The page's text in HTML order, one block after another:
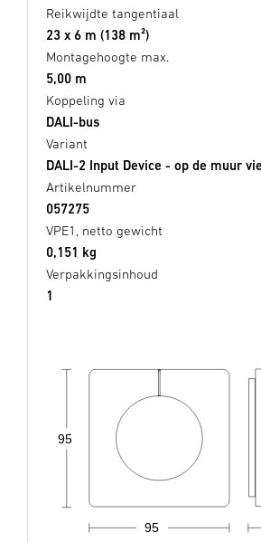
Reikwijdte tangentiaal
23 x 6 m (138 m²)
Montagehoogte max.
5,00 m
Koppeling via
DALI-bus
Variant
DALI-2 Input Device - op de muur
Artikelnummer
057275
VPE1, netto gewicht
0,151 kg
Verpakkingsinhoud
1
95
95